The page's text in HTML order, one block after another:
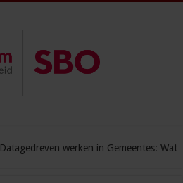
Datagedreven werken in Gemeentes: Wat